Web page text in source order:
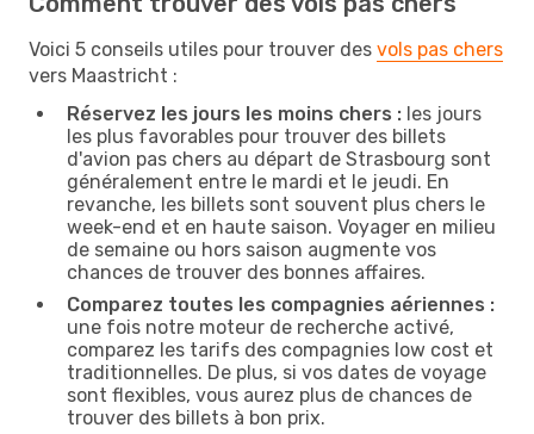
Voici 5 conseils utiles pour trouver des vols pas chers
vers Maastricht :
Réservez les jours les moins chers : les jours
les plus favorables pour trouver des billets
d'avion pas chers au départ de Strasbourg sont
généralement entre le mardi et le jeudi. En
revanche, les billets sont souvent plus chers le
week-end et en haute saison. Voyager en milieu
de semaine ou hors saison augmente vos
chances de trouver des bonnes affaires.
Comparez toutes les compagnies aériennes :
une fois notre moteur de recherche activé,
comparez les tarifs des compagnies low cost et
traditionnelles. De plus, si vos dates de voyage
sont flexibles, vous aurez plus de chances de
trouver des billets à bon prix.